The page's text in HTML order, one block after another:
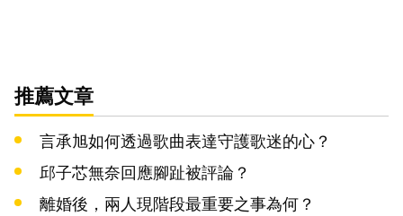
推薦文章
言承旭如何透過歌曲表達守護歌迷的心？
邱子芯無奈回應腳趾被評論？
離婚後，兩人現階段最重要之事為何？